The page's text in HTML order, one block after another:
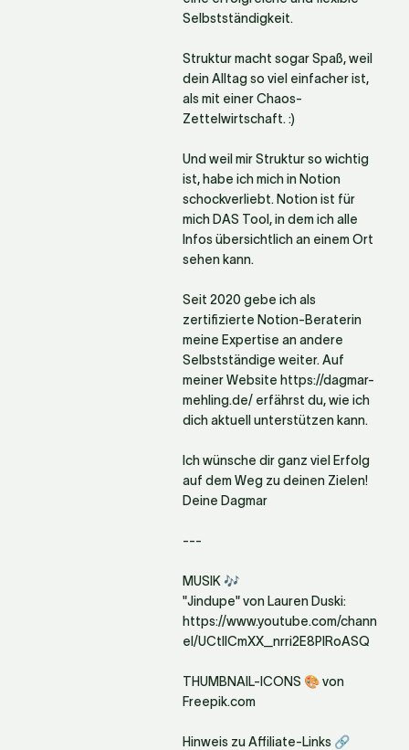
Selbstständigkeit.
Struktur macht sogar Spaß, weil
dein Alltag so viel einfacher ist,
als mit einer Chaos-
Zettelwirtschaft. :)
Und weil mir Struktur so wichtig
ist, habe ich mich in Notion
schockverliebt. Notion ist für
mich DAS Tool, in dem ich alle
Infos übersichtlich an einem Ort
sehen kann.
Seit 2020 gebe ich als
zertifizierte Notion-Beraterin
meine Expertise an andere
Selbstständige weiter. Auf
meiner Website https://dagmar-
mehling.de/ erfährst du, wie ich
dich aktuell unterstützen kann.
Ich wünsche dir ganz viel Erfolg
auf dem Weg zu deinen Zielen!
Deine Dagmar
---
MUSIK 🎶
"Jindupe" von Lauren Duski:
https://www.youtube.com/chann
el/UCtlICmXX_nrri2E8PlRoASQ
THUMBNAIL-ICONS 🎨 von
Freepik.com
Hinweis zu Affiliate-Links 🔗